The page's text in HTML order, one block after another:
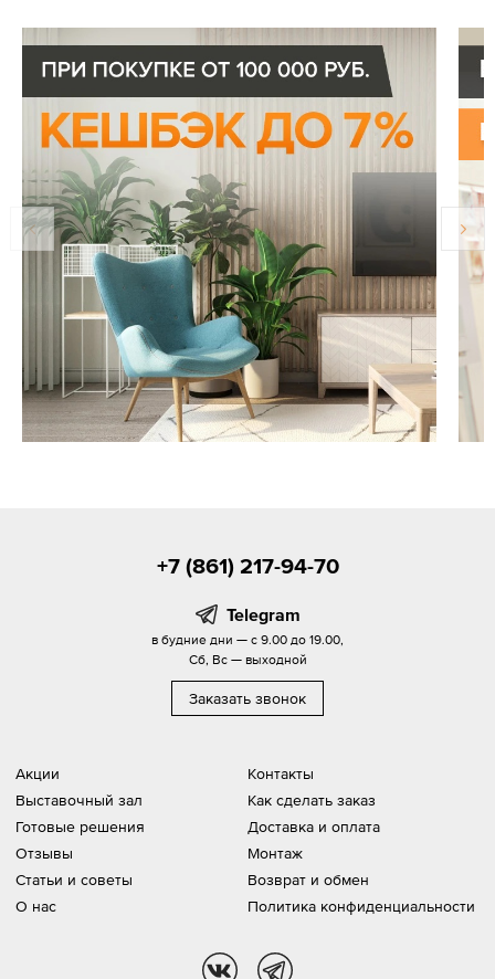
Акции
Выставочный зал
Готовые решения
Отзывы
Статьи и советы
О нас
Контакты
Как сделать заказ
Доставка и оплата
Монтаж
Возврат и обмен
Политика конфиденциальности
+7 (861) 217-94-70
Telegram
в будние дни — с 9.00 до 19.00,
Сб, Вс — выходной
Заказать звонок